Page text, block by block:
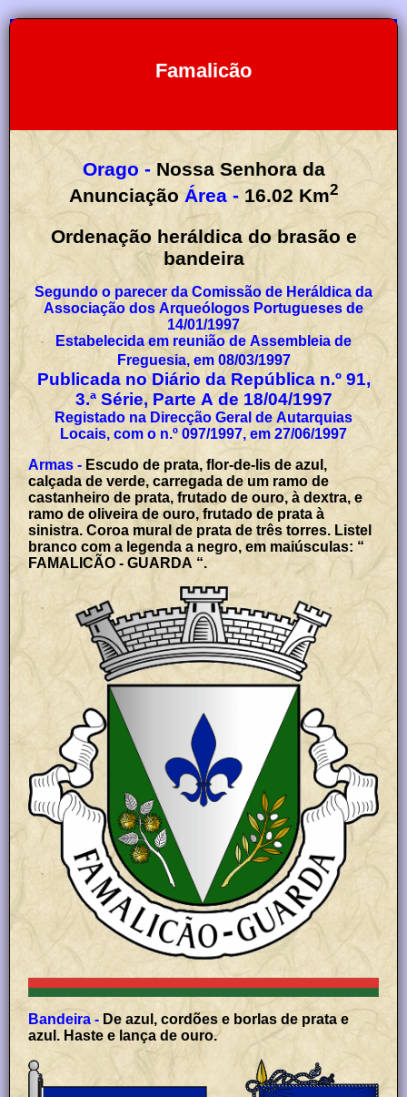
Famalicão
Orago - Nossa Senhora da
Anunciação Área - 16.02 Km2
Ordenação heráldica do brasão e
bandeira
Segundo o parecer da Comissão de Heráldica da
Associação dos Arqueólogos Portugueses de
14/01/1997
Estabelecida em reunião de Assembleia de
Freguesia, em 08/03/1997
Publicada no Diário da República n.º 91,
3.ª Série, Parte A de 18/04/1997
Registado na Direcção Geral de Autarquias
Locais, com o n.º 097/1997, em 27/06/1997
Armas - Escudo de prata, flor-de-lis de azul,
calçada de verde, carregada de um ramo de
castanheiro de prata, frutado de ouro, à dextra, e
ramo de oliveira de ouro, frutado de prata à
sinistra. Coroa mural de prata de três torres. Listel
branco com a legenda a negro, em maiúsculas: “
FAMALICÃO - GUARDA “.
Bandeira - De azul, cordões e borlas de prata e
azul. Haste e lança de ouro.